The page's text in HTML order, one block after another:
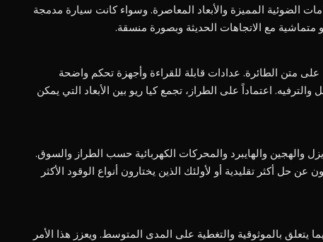
الضوئية المميزة والأبعاد المعاصرة. وسواء كانت سيارة مدمجة
متماشية مع الاتجاهات الحديثة وبصورة منسقة.
متن الطائرة. عدادات قابلة للقراءة وأجهزة تحكم واضحة
اعتماداً على الطراز، تجمع كيا ريو بين الأبعاد التي يمكن
والهجين والهايبرد والمحركات الكهربائية حسب الطراز والسوق.
عن حل أكثر تقليدية أو لأولئك الذين يختارون أنواع الوقود الأكثر
بالموثوقية والتغطية على المدى المتوسط. ويعزز هذا الأمر